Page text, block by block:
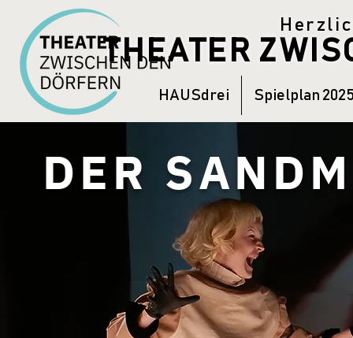
THEATER
HAUSdrei Spielplan
DER